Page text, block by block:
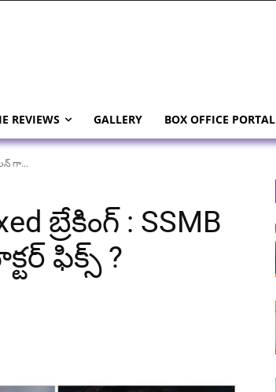
REVIEWS GALLERY BOX OFFICE PORTAL
గా...
బ్రేకింగ్ : SSMB
ఫిక్స్ ?